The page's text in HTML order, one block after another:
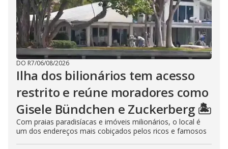
DO R7/06/08/2026
Ilha dos bilionários tem acesso
restrito e reúne moradores como
Gisele Bündchen e Zuckerberg 🏝️
Com praias paradisíacas e imóveis milionários, o local é
um dos endereços mais cobiçados pelos ricos e famosos